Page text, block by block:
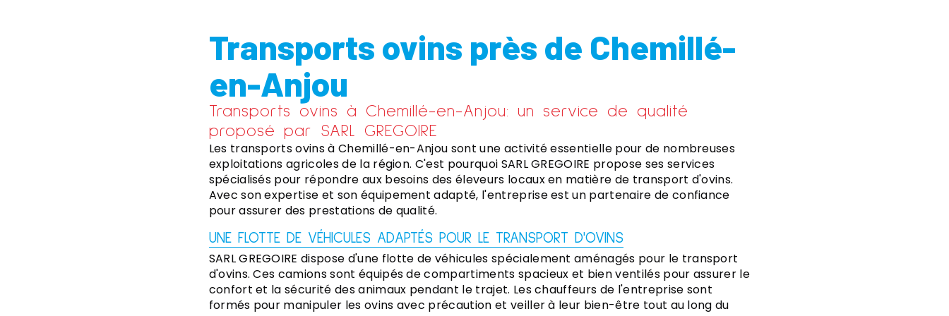
Transports ovins près de Chemillé-
en-Anjou
Transports ovins à Chemillé-en-Anjou: un service de qualité
proposé par SARL GREGOIRE
Les transports ovins à Chemillé-en-Anjou sont une activité essentielle pour de nombreuses
exploitations agricoles de la région. C'est pourquoi SARL GREGOIRE propose ses services
spécialisés pour répondre aux besoins des éleveurs locaux en matière de transport d'ovins.
Avec son expertise et son équipement adapté, l'entreprise est un partenaire de confiance
pour assurer des prestations de qualité.
UNE FLOTTE DE VÉHICULES ADAPTÉS POUR LE TRANSPORT D'OVINS
SARL GREGOIRE dispose d'une flotte de véhicules spécialement aménagés pour le transport
d'ovins. Ces camions sont équipés de compartiments spacieux et bien ventilés pour assurer le
confort et la sécurité des animaux pendant le trajet. Les chauffeurs de l'entreprise sont
formés pour manipuler les ovins avec précaution et veiller à leur bien-être tout au long du